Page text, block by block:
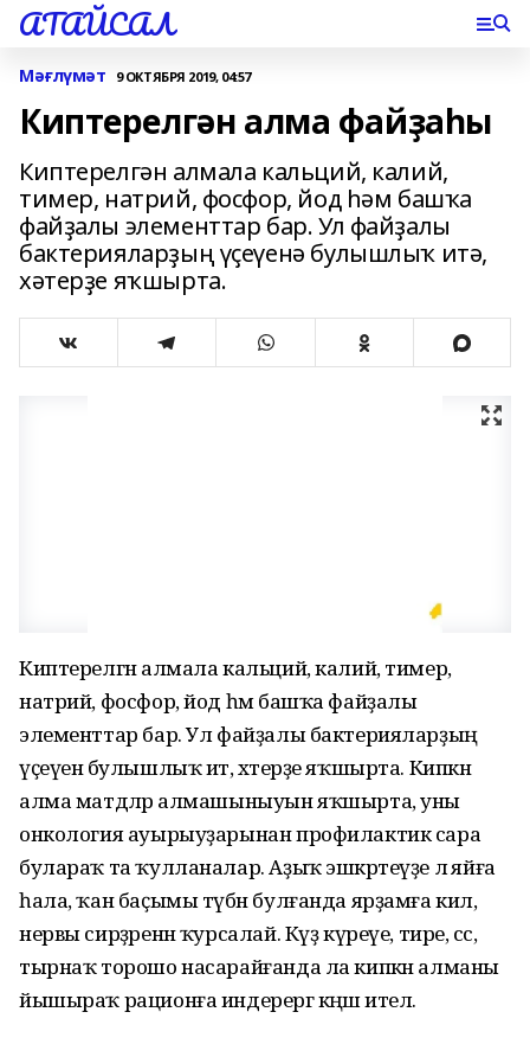
АТАЙСАЛ
Мәғлүмәт 9 ОКТЯБРЯ 2019, 04:57
Киптерелгән алма файҙаһы
Киптерелгән алмала кальций, калий,
тимер, натрий, фосфор, йод һәм башҡа
файҙалы элементтар бар. Ул файҙалы
бактерияларҙың үҫеүенә булышлыҡ итә,
хәтерҙе яҡшырта.
Киптерелгән алмала кальций, калий, тимер,
натрий, фосфор, йод һәм башҡа файҙалы
элементтар бар. Ул файҙалы бактерияларҙың
үҫеүенә булышлыҡ итә, хәтерҙе яҡшырта. Кипкән
алма матдәләр алмашыныуын яҡшырта, уны
онкология ауырыуҙарынан профилактик сара
булараҡ та ҡулланалар. Аҙыҡ эшкәртеүҙе лә яйға
һала, ҡан баҫымы түбән булғанда ярҙамға килә,
нервы сирҙәренән ҡурсалай. Күҙ күреүе, тире, сәс,
тырнаҡ торошо насарайғанда ла кипкән алманы
йышыраҡ рационға индерергә кәңәш ителә.